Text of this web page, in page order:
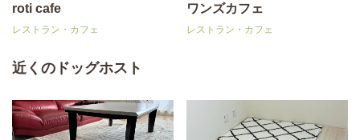
roti cafe
レストラン・カフェ
ワンズカフェ
レストラン・カフェ
近くのドッグホスト